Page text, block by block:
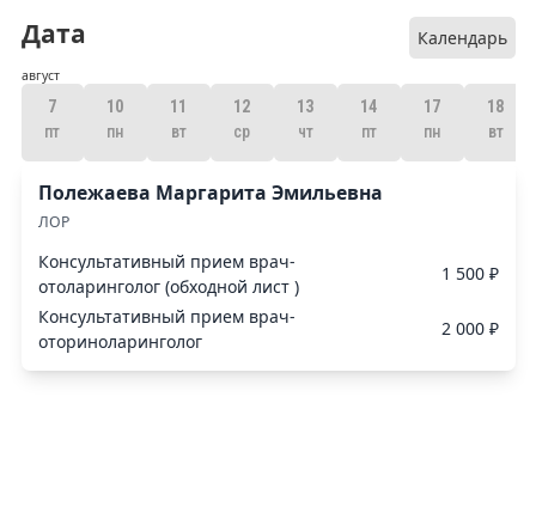
Дата Календарь
август
7
пт
10
пн
11
вт
12
ср
13
чт
14
пт
17
пн
18
вт
Полежаева Маргарита Эмильевна
ЛОР
Консультативный прием врач-
отоларинголог (обходной лист )
1 500 ₽
Консультативный прием врач-
оториноларинголог
2 000 ₽